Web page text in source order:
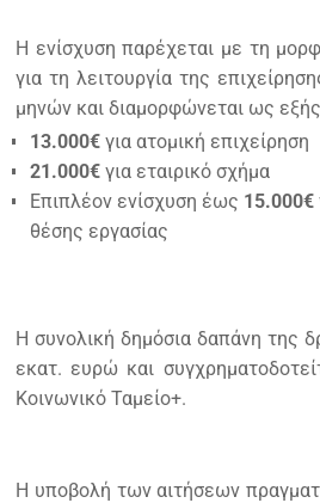
Η ενίσχυση παρέχεται με τη
για τη λειτουργία της
μηνών και διαμορφώνεται ως
13.000€ για ατομική επιχείρηση
21.000€ για εταιρικό σχήμα
Επιπλέον ενίσχυση έως 15.000€
θέσης εργασίας
Η συνολική δημόσια δαπάνη της
εκατ. ευρώ και
Κοινωνικό Ταμείο+.
Η υποβολή των αιτήσεων